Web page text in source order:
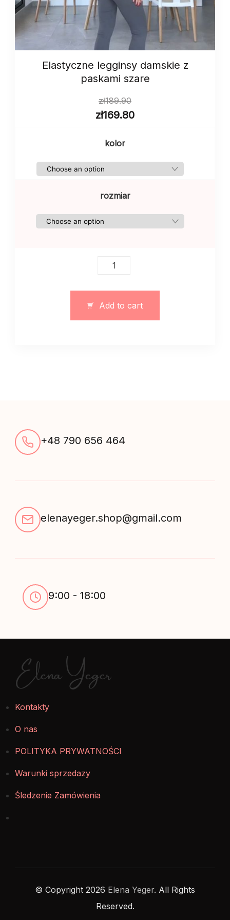
Elastyczne legginsy damskie z
paskami szare
zł189.90
zł169.80
kolor
rozmiar
Elastyczne
paskami
szare
Add to cart
+48 790 656 464
elenayeger.shop@gmail.com
9:00 - 18:00
Elena Yeger
Kontakty
O nas
POLITYKA PRYWATNOŚCI
Warunki sprzedazy
Śledzenie Zamówienia
© Copyright 2026 Elena Yeger. All Rights
Reserved.